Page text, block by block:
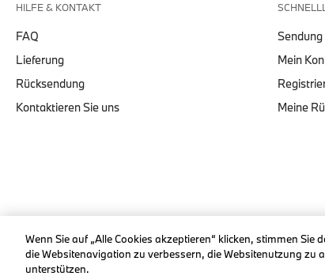
HILFE & KONTAKT
FAQ
Lieferung
Rücksendung
Kontaktieren Sie uns
Mein
Meine
© stichd sportmerchandising B.V. Reg. No. 63490757
Wenn Sie auf „Alle Cookies akzeptieren“ klicken, stimmen
die Websitenavigation zu verbessern, die Websitenutzung
unterstützen.